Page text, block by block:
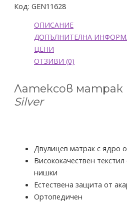
Код: GEN11628
ОПИСАНИЕ
ДОПЪЛНИТЕЛНА
ЦЕНИ
ОТЗИВИ (0)
Латексов матрак
Silver
Двулицев матрак с ядро
Висококачествен
нишки
Естествена защита от
Ортопедичен